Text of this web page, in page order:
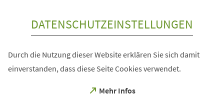
DATENSCHUTZEINSTELLUNGEN
Durch die Nutzung dieser Website erklären Sie sich damit
einverstanden, dass diese Seite Cookies verwendet.
Mehr Infos
(Öffnet